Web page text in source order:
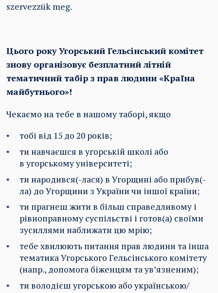
szervezzük meg.
Цього року Угорський Гельсінський комітет
знову організовує безплатний літній
тематичний табір з прав людини «Країна
майбутнього»!
Чекаємо на тебе в нашому таборі, якщо
тобі від 15 до 20 років;
ти навчаєшся в угорській школі або
в угорському університеті;
ти народився(-лася) в Угорщині або прибув(-
ла) до Угорщини з України чи іншої країни;
ти прагнеш жити в більш справедливому і
рівноправному суспільстві і готов(а) своїми
зусиллями наближати цю мрію;
тебе хвилюють питання прав людини та інша
тематика Угорського Гельсінського комітету
(напр., допомога біженцям та ув’язненим);
ти володієш угорською або українською/